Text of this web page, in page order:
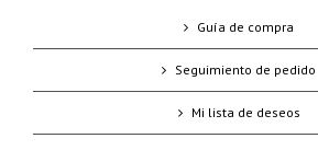
Guía de compra
Seguimiento de pedido
Mi lista de deseos